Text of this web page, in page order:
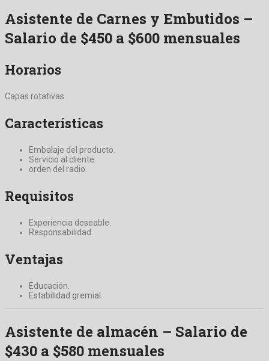
Asistente de Carnes y Embutidos –
Salario de $450 a $600 mensuales
Horarios
Capas rotativas.
Características
Embalaje del producto.
Servicio al cliente.
orden del radio.
Requisitos
Experiencia deseable.
Responsabilidad.
Ventajas
Educación.
Estabilidad gremial.
Asistente de almacén – Salario de
$430 a $580 mensuales